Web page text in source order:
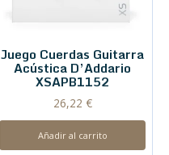
Juego Cuerdas Guitarra
Acústica D’Addario
XSAPB1152
26,22 €
Añadir al carrito